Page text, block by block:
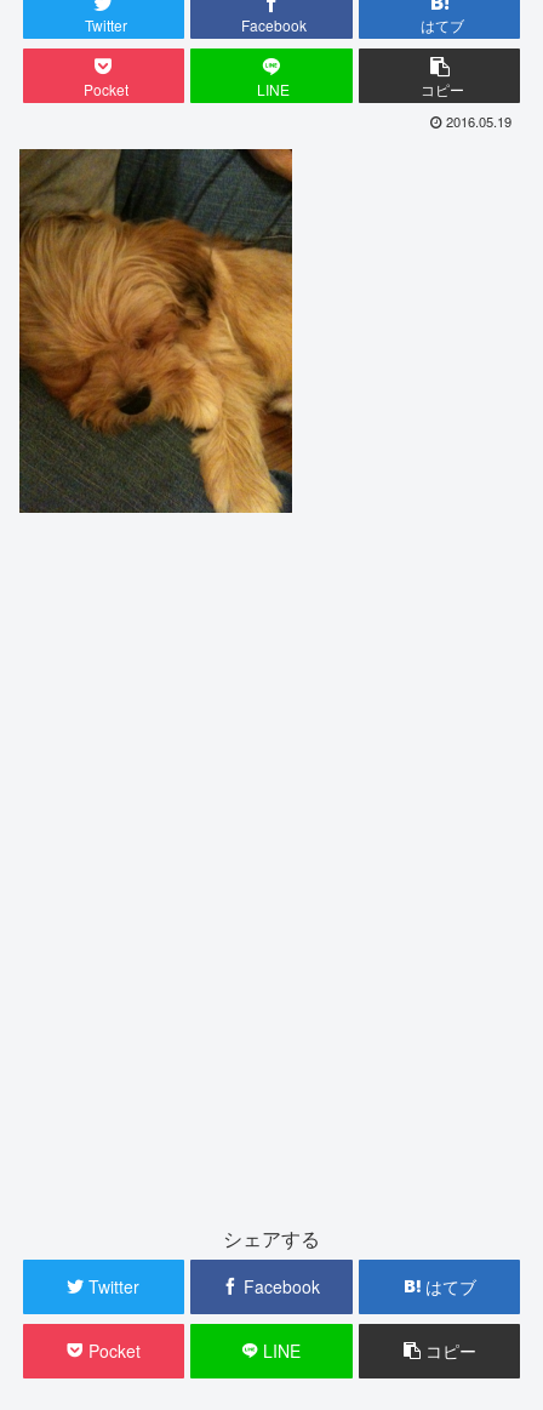
Twitter Facebook はてブ
Pocket LINE コピー
2016.05.19
シェアする
Twitter Facebook はてブ
Pocket LINE コピー